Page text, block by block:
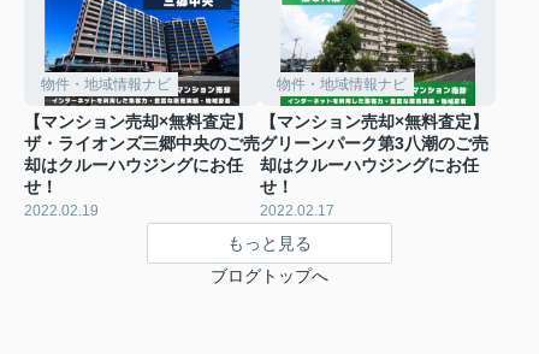
物件・地域情報ナビ
【マンション売却×無料査定】
ザ・ライオンズ三郷中央のご売
却はクルーハウジングにお任
せ！
2022.02.19
物件・地域情報ナビ
【マンション売却×無料査定】
グリーンパーク第3八潮のご売
却はクルーハウジングにお任
せ！
2022.02.17
もっと見る
ブログトップへ